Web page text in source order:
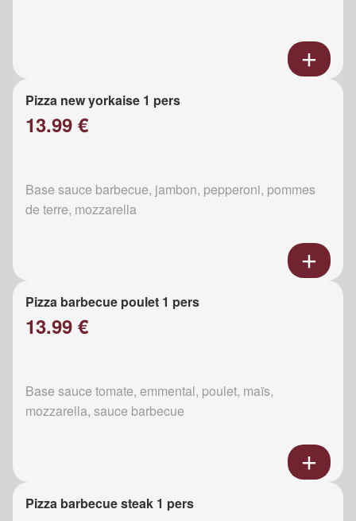
Pizza new yorkaise 1 pers
13.99 €
Base sauce barbecue, jambon, pepperoni, pommes
de terre, mozzarella
Pizza barbecue poulet 1 pers
13.99 €
Base sauce tomate, emmental, poulet, maïs,
mozzarella, sauce barbecue
Pizza barbecue steak 1 pers